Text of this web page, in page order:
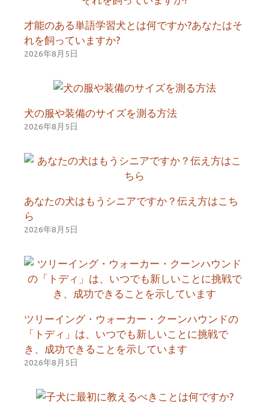
才能のある単語学習犬とは何ですか?あなたはそ
れを飼っていますか?
2026年8月5日
犬の服や装備のサイズを測る方法
2026年8月5日
あなたの犬はもうシニアですか？伝え方はこち
ら
2026年8月5日
ツリーイング・ウォーカー・クーンハウンドの
「トディ」は、いつでも新しいことに挑戦で
き、成功できることを示しています
2026年8月5日